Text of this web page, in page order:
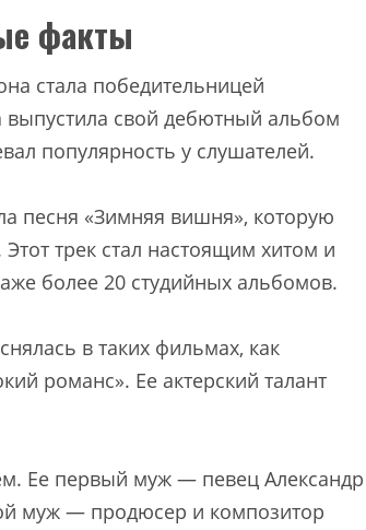
факты
стала победительницей
выпустила свой дебютный альбом
популярность у слушателей.
песня «Зимняя вишня», которую
трек стал настоящим хитом и
более 20 студийных альбомов.
в таких фильмах, как
романс». Ее актерский талант
Ее первый муж — певец Александр
муж — продюсер и композитор